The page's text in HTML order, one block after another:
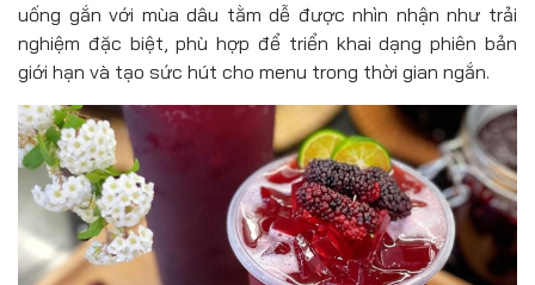
uống gắn với mùa dâu tằm dễ được nhìn nhận như trải
nghiệm đặc biệt, phù hợp để triển khai dạng phiên bản
giới hạn và tạo sức hút cho menu trong thời gian ngắn.